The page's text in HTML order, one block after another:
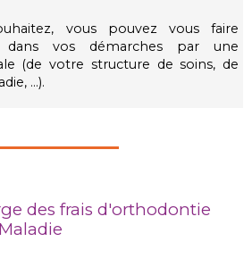
vous pouvez vous faire
dans vos démarches par une
(de votre structure de soins, de
...).
des frais d'orthodontie